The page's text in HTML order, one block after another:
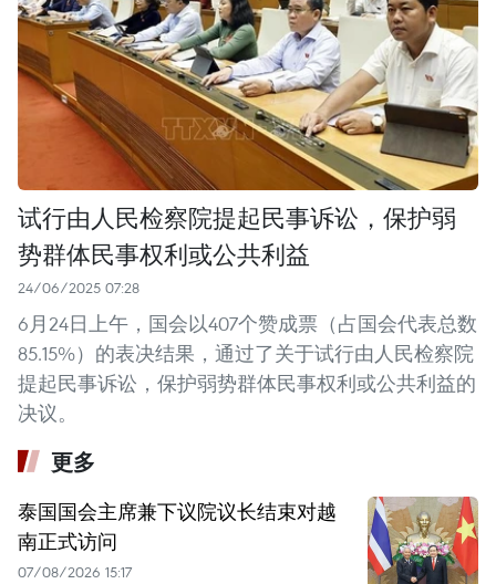
试行由人民检察院提起民事诉讼，保护弱
势群体民事权利或公共利益
24/06/2025 07:28
6月24日上午，国会以407个赞成票（占国会代表总数
85.15%）的表决结果，通过了关于试行由人民检察院
提起民事诉讼，保护弱势群体民事权利或公共利益的
决议。
更多
泰国国会主席兼下议院议长结束对越
南正式访问
07/08/2026 15:17